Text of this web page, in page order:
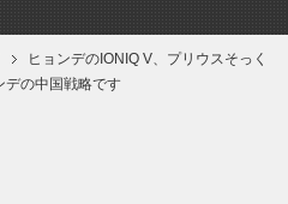
ヒョンデのIONIQ V、プリウスそっく
の中国戦略です